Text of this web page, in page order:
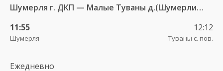
Шумерля г. ДКП — Малые Туваны д.(Шумерлинский р-н) 114
11:55
Шумерля
12:12
Туваны с. пов.
Ежедневно